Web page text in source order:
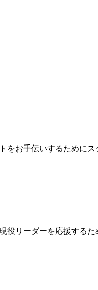
をお手伝いするために
役リーダーを応援するた